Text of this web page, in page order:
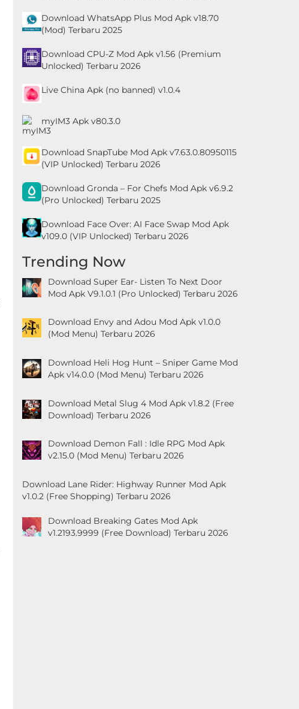
Download WhatsApp Plus Mod Apk v18.70
(Mod) Terbaru 2025
Download CPU-Z Mod Apk v1.56 (Premium
Unlocked) Terbaru 2026
Live China Apk (no banned) v1.0.4
myIM3 Apk v80.3.0
Download SnapTube Mod Apk v7.63.0.80950115
(VIP Unlocked) Terbaru 2026
Download Gronda – For Chefs Mod Apk v6.9.2
(Pro Unlocked) Terbaru 2025
Download Face Over: AI Face Swap Mod Apk
v109.0 (VIP Unlocked) Terbaru 2026
Trending Now
Download Super Ear- Listen To Next Door
Mod Apk V9.1.0.1 (Pro Unlocked) Terbaru 2026
Download Envy and Adou Mod Apk v1.0.0
(Mod Menu) Terbaru 2026
Download Heli Hog Hunt – Sniper Game Mod
Apk v14.0.0 (Mod Menu) Terbaru 2026
Download Metal Slug 4 Mod Apk v1.8.2 (Free
Download) Terbaru 2026
Download Demon Fall : Idle RPG Mod Apk
v2.15.0 (Mod Menu) Terbaru 2026
Download Lane Rider: Highway Runner Mod Apk
v1.0.2 (Free Shopping) Terbaru 2026
Download Breaking Gates Mod Apk
v1.2193.9999 (Free Download) Terbaru 2026